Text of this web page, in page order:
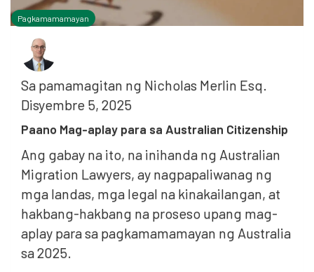
Pagkamamamayan
Sa pamamagitan ng Nicholas Merlin Esq.
Disyembre 5, 2025
Paano Mag-aplay para sa Australian Citizenship
Ang gabay na ito, na inihanda ng Australian
Migration Lawyers, ay nagpapaliwanag ng
mga landas, mga legal na kinakailangan, at
hakbang-hakbang na proseso upang mag-
aplay para sa pagkamamamayan ng Australia
sa 2025.